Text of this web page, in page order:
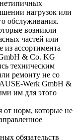
нетипичных
нагрузок или
обслуживания.
возникли
частей или
из ассортимента
& Со. KG
техническим
ремонту не со
Werk GmbH &
им для этого
от норм, которые не
обязательств